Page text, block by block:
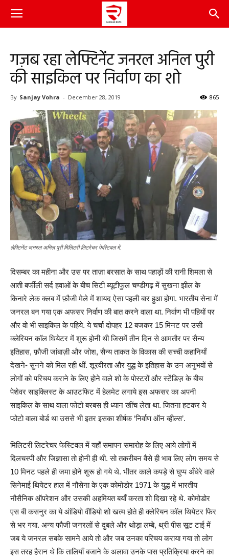
गज़ब रहा लेफ्टिनेंट जनरल अनिल पुरी
की साइकिल पर निर्वाण का शो
By Sanjay Vohra - December 28, 2019 865
लेफ्टिनेंट जनरल अनिल पुरी मिलिटरी लिटरेचर फेस्टिवल में.
दिसम्बर का महीना और उस पर ताज़ा बरसात के साथ पहाड़ों की रानी शिमला से
आती बर्फीली सर्द हवाओं के बीच सिटी ब्यूटीफुल चण्डीगढ़ में सुखना झील के
किनारे लेक क्लब में फ़ौजी मेले में शायद ऐसा पहली बार हुआ होगा. भारतीय सेना में
जनरल बन गया एक अफसर निर्वाण की बात करने वाला था. निर्वाण भी पहियों पर
और वो भी साइकिल के पहिये. ये चर्चा दोपहर 12 बजकर 15 मिनट पर उसी
क्लेरियन कॉल थियेटर में शुरू होनी थी जिसमें तीन दिन से आमतौर पर सैन्य
इतिहास, फ़ौजी जांबाज़ी और जोश, सैन्य ताकत के विकास की सच्ची कहानियाँ
देखने- सुनने को मिल रही थीं. शूरवीरता और युद्ध के इतिहास के उन अनुभवों से
लोगों को परिचय कराने के लिए होने वाले शो के पोस्टरों और स्टेंडिज़ के बीच
पेशेवर साइक्लिस्ट के आउटफिट में हेलमेट लगाये इस अफसर का अपनी
साइकिल के साथ वाला फोटो बरबस ही ध्यान खींच लेता था. जितना हटकर ये
फोटो वाला बोर्ड था उससे भी इतर इसका शीर्षक ‘निर्वाण ऑन व्हील्स’.
मिलिटरी लिटरेचर फेस्टिवल में यहाँ समापन समारोह के लिए आये लोगों में
दिलचस्पी और जिज्ञासा तो होनी ही थी. सो तकरीबन वैसे ही भाव लिए लोग समय से
10 मिनट पहले ही जमा होने शुरू हो गये थे. भीतर काले कपड़े से घुप्प अँधेरे वाले
सिनेमाई थियेटर हाल में नौसेना के एक कोमोडोर 1971 के युद्ध में भारतीय
नौसैनिक ऑपरेशन और उसकी अहमियत बयाँ करता शो दिखा रहे थे. कोमोडोर
एस बी कसनुर का ये ऑडियो वीडियो शो खत्म होते ही क्लेरियन कॉल थियेटर फिर
से भर गया. अन्य फौजी जनरलों से दुबले और थोड़ा लम्बे, थ्री पीस सूट टाई में
जब ये जनरल सबके सामने आये तो और जब उनका परिचय कराया गया तो लोग
इस तरह हैरान थे कि तालियाँ बजाने के अलावा उनके पास प्रतिक्रिया करने का